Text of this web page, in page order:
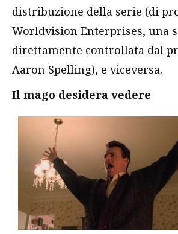
distribuzione della serie (di
Worldvision Enterprises, una
direttamente controllata dal
Aaron Spelling), e viceversa.
Il mago desidera vedere